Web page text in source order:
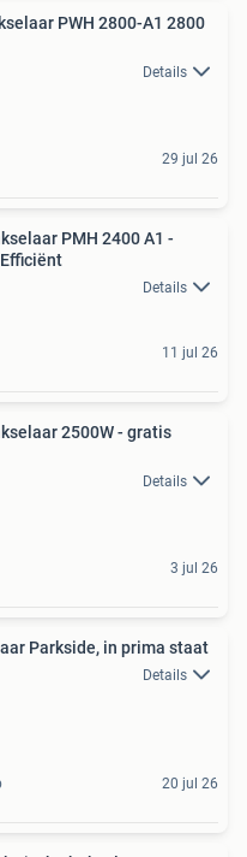
PWH 2800-A1 2800
Details
29 jul 26
PMH 2400 A1 -
Details
11 jul 26
2500W - gratis
Details
3 jul 26
Parkside, in prima staat
Details
20 jul 26